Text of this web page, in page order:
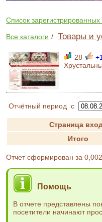
Список зарегистрированных
Все каталоги / Товары и
28 +1
Отчётный период с
Страница
Итого
Отчет сформирован за
Помощь
В отчете представлены
посетители начинают